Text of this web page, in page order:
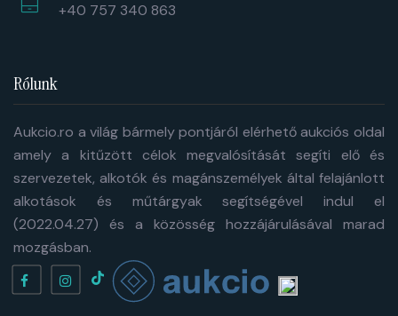
+40 757 340 863
Rólunk
Aukcio.ro a világ bármely pontjáról elérhető aukciós oldal
amely a kitűzött célok megvalósítását segíti elő és
szervezetek, alkotók és magánszemélyek által felajánlott
alkotások és műtárgyak segítségével indul el
(2022.04.27) és a közösség hozzájárulásával marad
mozgásban.